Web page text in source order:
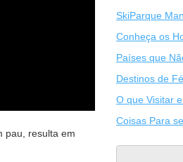
pau, resulta em
SkiParque
Conheça os
Países que
Destinos de
O que Visitar
Coisas Para